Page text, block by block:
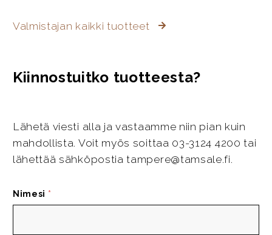
Valmistajan kaikki tuotteet
Kiinnostuitko tuotteesta?
Lähetä viesti alla ja vastaamme niin pian kuin
mahdollista. Voit myös soittaa 03-3124 4200 tai
lähettää sähköpostia tampere@tamsale.fi.
Nimesi *